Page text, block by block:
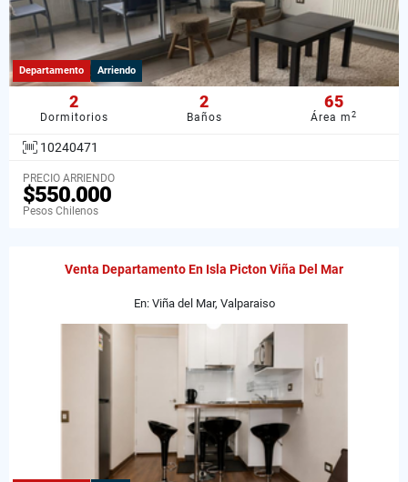
Departamento Arriendo
2
Dormitorios
2
Baños
65
Área m2
10240471
PRECIO ARRIENDO
$550.000
Pesos Chilenos
Venta Departamento En Isla Picton Viña Del Mar
En: Viña del Mar, Valparaiso